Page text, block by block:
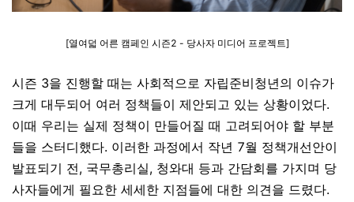
[열여덟 어른 캠페인 시즌2 - 당사자 미디어 프로젝트]
시즌 3을 진행할 때는 사회적으로 자립준비청년의 이슈가
크게 대두되어 여러 정책들이 제안되고 있는 상황이었다.
이때 우리는 실제 정책이 만들어질 때 고려되어야 할 부분
들을 스터디했다. 이러한 과정에서 작년 7월 정책개선안이
발표되기 전, 국무총리실, 청와대 등과 간담회를 가지며 당
사자들에게 필요한 세세한 지점들에 대한 의견을 드렸다.